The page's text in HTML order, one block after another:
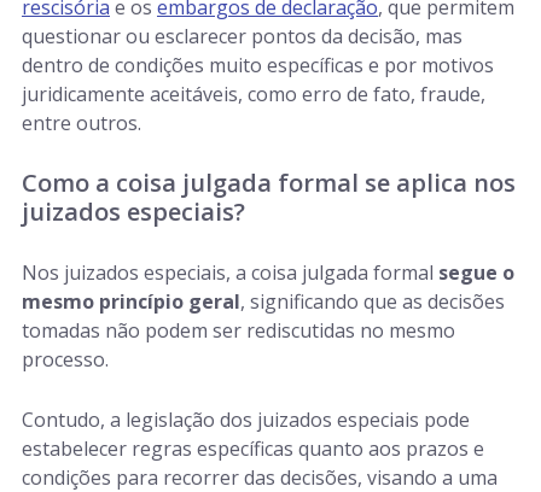
rescisória e os embargos de declaração, que permitem
questionar ou esclarecer pontos da decisão, mas
dentro de condições muito específicas e por motivos
juridicamente aceitáveis, como erro de fato, fraude,
entre outros.
Como a coisa julgada formal se aplica nos
juizados especiais?
Nos juizados especiais, a coisa julgada formal segue o
mesmo princípio geral, significando que as decisões
tomadas não podem ser rediscutidas no mesmo
processo.
Contudo, a legislação dos juizados especiais pode
estabelecer regras específicas quanto aos prazos e
condições para recorrer das decisões, visando a uma